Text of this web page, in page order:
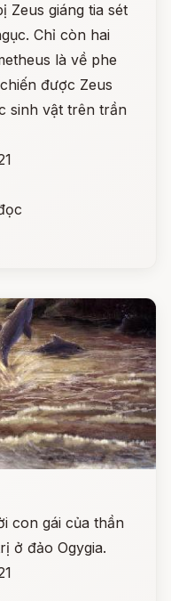
Zeus giáng tia sét
Chỉ còn hai
là về phe
được Zeus
sinh vật trên trần
con gái của thần
ở đảo Ogygia.